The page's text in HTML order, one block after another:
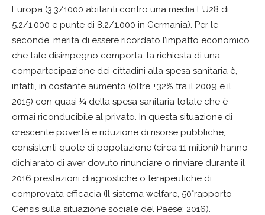
Europa (3.3/1000 abitanti contro una media EU28 di
5.2/1.000 e punte di 8.2/1.000 in Germania). Per le
seconde, merita di essere ricordato l’impatto economico
che tale disimpegno comporta: la richiesta di una
compartecipazione dei cittadini alla spesa sanitaria è,
infatti, in costante aumento (oltre +32% tra il 2009 e il
2015) con quasi ¼ della spesa sanitaria totale che è
ormai riconducibile al privato. In questa situazione di
crescente povertà e riduzione di risorse pubbliche,
consistenti quote di popolazione (circa 11 milioni) hanno
dichiarato di aver dovuto rinunciare o rinviare durante il
2016 prestazioni diagnostiche o terapeutiche di
comprovata efficacia (Il sistema welfare, 50°rapporto
Censis sulla situazione sociale del Paese; 2016).